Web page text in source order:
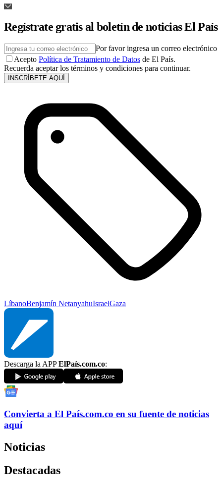
Regístrate gratis al boletín de noticias El País
Por favor ingresa un correo electrónico
Acepto Política de Tratamiento de Datos de El País.
Recuerda aceptar los términos y condiciones para continuar.
INSCRÍBETE AQUÍ
LíbanoBenjamín NetanyahuIsraelGaza
Descarga la APPElPaís.com.co:
Convierta a El País.com.co en su fuente de noticias
aquí
Noticias
Destacadas